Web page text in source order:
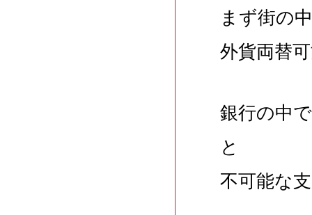
まず街の
外貨両替
銀行の中
と
不可能な